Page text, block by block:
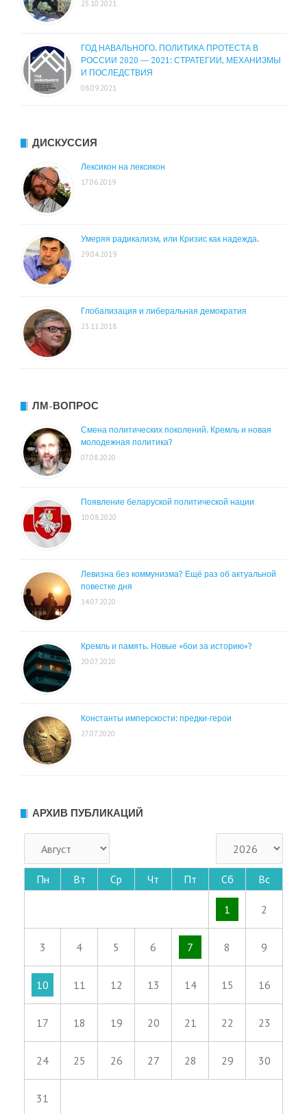
25.10.2021
ГОД НАВАЛЬНОГО. ПОЛИТИКА ПРОТЕСТА В
РОССИИ 2020 — 2021: СТРАТЕГИИ, МЕХАНИЗМЫ
И ПОСЛЕДСТВИЯ
08.09.2021
ДИСКУССИЯ
Лексикон на лексикон
17.06.2019
Умеряя радикализм, или Кризис как надежда.
29.04.2019
Глобализация и либеральная демократия
23.11.2018
ЛМ-ВОПРОС
Смена политических поколений. Кремль и новая
молодежная политика?
07.08.2020
Появление беларуской политической нации
10.08.2020
Левизна без коммунизма? Ещё раз об актуальной
повестке дня
14.07.2020
Кремль и память. Новые «бои за историю»?
20.07.2020
Константы имперскости: предки-герои
27.07.2020
АРХИВ ПУБЛИКАЦИЙ
Пн Вт Ср Чт Пт Сб Вс
1 2
3 4 5 6 7 8 9
10 11 12 13 14 15 16
17 18 19 20 21 22 23
24 25 26 27 28 29 30
31